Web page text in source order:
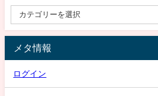
メタ情報
ログイン